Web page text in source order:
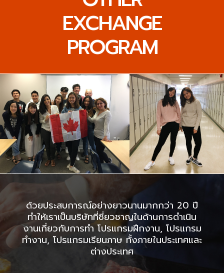
EXCHANGE
PROGRAM
ด้วยประสบการณ์อย่างยาวนานมากกว่า 20 ปี
ทำให้เราเป็นบริษัทที่ชี่ยวชาญในด้านการดำเนิน
งานเกี่ยวกับการทำ โปรแกรมฝึกงาน, โปรแกรม
ทำงาน, โปรแกรมเรียนภาษ ทั้งภายในประเทศและ
ต่างประเทศ